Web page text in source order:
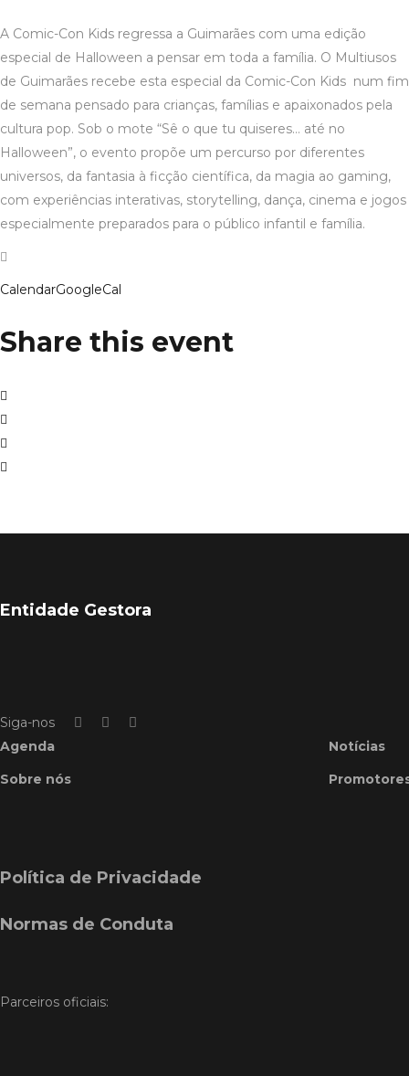
A Comic-Con Kids regressa a Guimarães com uma edição
especial de Halloween a pensar em toda a família. O Multiusos
de Guimarães recebe esta especial da Comic-Con Kids num fim
de semana pensado para crianças, famílias e apaixonados pela
cultura pop. Sob o mote “Sê o que tu quiseres… até no
Halloween”, o evento propõe um percurso por diferentes
universos, da fantasia à ficção científica, da magia ao gaming,
com experiências interativas, storytelling, dança, cinema e jogos
especialmente preparados para o público infantil e família.
CalendarGoogleCal
Share this event
Entidade Gestora
Siga-nos
Agenda
Notícias
Sobre nós
Política de Privacidade
Normas de Conduta
Parceiros oficiais: